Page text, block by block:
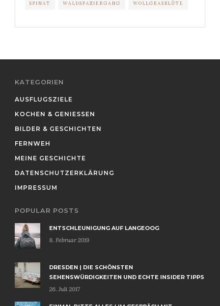
SPINAT WALDSPAZIERGANG WOLLGRASBLÜTE
KATEGORIEN
AUSFLUGSZIELE
KOCHEN & GENIESSEN
BILDER & GESCHICHTEN
FERNWEH
MEINE GESCHICHTE
DATENSCHUTZERKLÄRUNG
IMPRESSUM
POPULAR POSTS
ENTSCHLEUNIGUNG AUF LANGEOOG
8. Februar 2019
DRESDEN | DIE SCHÖNSTEN
SEHENSWÜRDIGKEITEN UND ECHTE INSIDER TIPPS
26. Juli 2017